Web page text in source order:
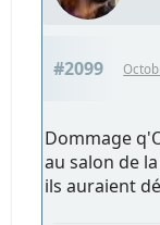
#2099
Dommage
au salon de
ils auraient